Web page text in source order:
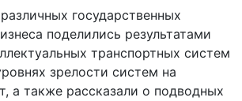
государственных
поделились результатами
транспортных систем
зрелости систем на
а также рассказали о подводных